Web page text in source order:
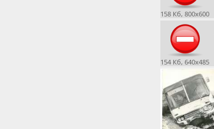
158 Кб, 800x600
154 Кб, 640x485